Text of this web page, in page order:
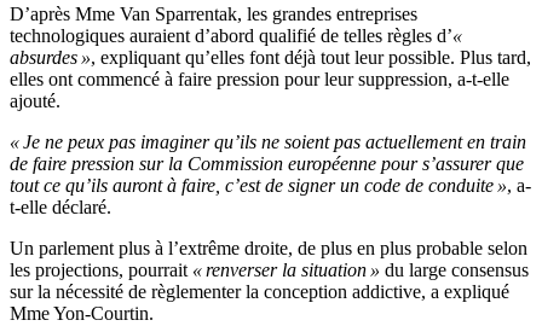
D’après Mme Van Sparrentak, les grandes entreprises
technologiques auraient d’abord qualifié de telles règles d’«
absurdes », expliquant qu’elles font déjà tout leur possible. Plus tard,
elles ont commencé à faire pression pour leur suppression, a-t-elle
ajouté.
« Je ne peux pas imaginer qu’ils ne soient pas actuellement en train
de faire pression sur la Commission européenne pour s’assurer que
tout ce qu’ils auront à faire, c’est de signer un code de conduite », a-
t-elle déclaré.
Un parlement plus à l’extrême droite, de plus en plus probable selon
les projections, pourrait « renverser la situation » du large consensus
sur la nécessité de règlementer la conception addictive, a expliqué
Mme Yon-Courtin.